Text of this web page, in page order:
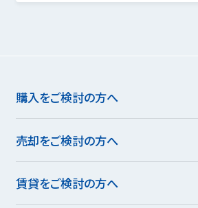
購入をご検討の方へ
売却をご検討の方へ
賃貸をご検討の方へ